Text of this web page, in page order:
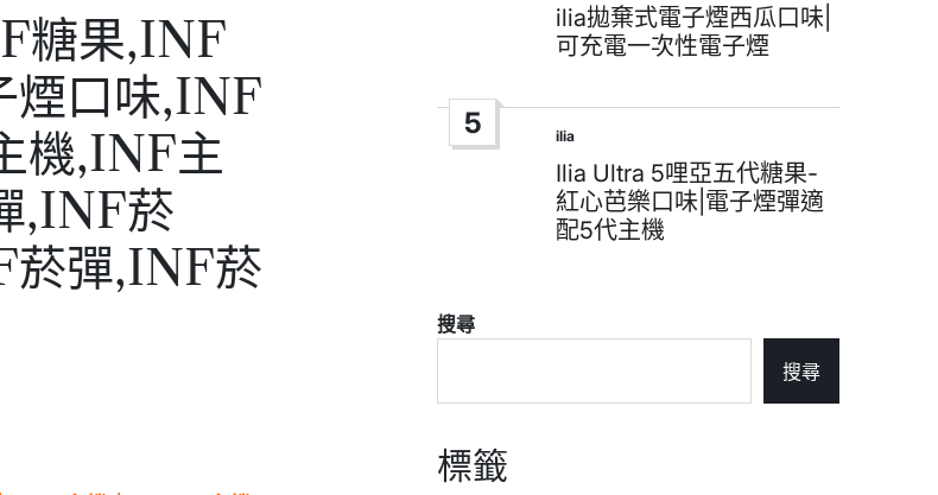
in
ilia拋棄式電子煙西瓜口味|
可充電一次性電子煙
5
Posted
in
ilia
Ilia Ultra 5哩亞五代糖果-
紅心芭樂口味|電子煙彈適
配5代主機
搜尋
搜尋
標籤